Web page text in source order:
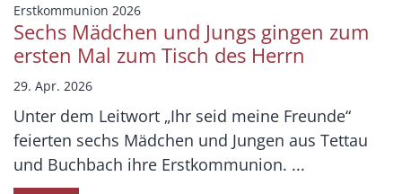
Erstkommunion 2026:
Sechs Mädchen und Jungs gingen zum
ersten Mal zum Tisch des Herrn
29. Apr. 2026
Unter dem Leitwort „Ihr seid meine Freunde“
feierten sechs Mädchen und Jungen aus Tettau
und Buchbach ihre Erstkommunion. ...